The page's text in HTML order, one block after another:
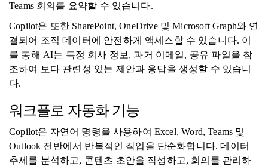
Teams 회의를 요약할 수 있습니다.
Copilot은 또한 SharePoint, OneDrive 및 Microsoft Graph와 연
결되어 조직 데이터에 안전하게 액세스할 수 있습니다. 이
를 통해 AI는 특정 회사 정보, 과거 이메일, 공유 파일을 참
조하여 보다 관련성 있는 제안과 응답을 생성할 수 있습니
다.
워크플로 자동화 기능
Copilot은 자연어 명령을 사용하여 Excel, Word, Teams 및
Outlook 전반에서 반복적인 작업을 단순화합니다. 데이터
추세를 분석하고, 콘텐츠 초안을 작성하고, 회의를 관리하